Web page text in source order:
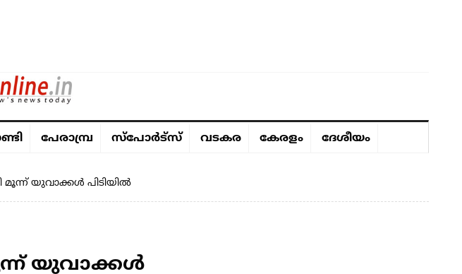
പേരാമ്പ്ര സ്പോർട്സ് വടകര കേരളം ദേശീയം
യുവാക്കൾ പിടിയിൽ
യുവാക്കൾ